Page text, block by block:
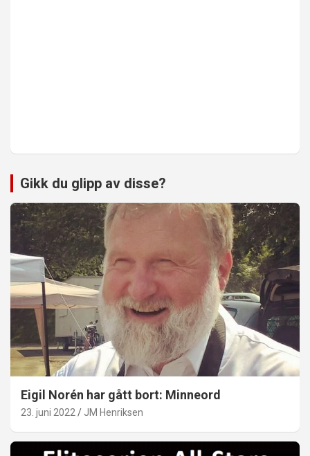
Gikk du glipp av disse?
Eigil Norén har gått bort: Minneord
23. juni 2022 JM Henriksen